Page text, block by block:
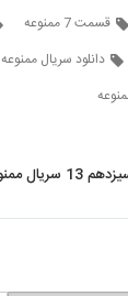
قسمت 7 ممنوعه
دانلود سریال ممنوعه